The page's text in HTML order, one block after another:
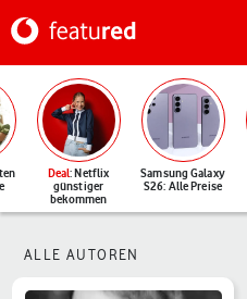
Deal: Netflix
günstiger
bekommen
Samsung Galaxy
S26: Alle Preise
ALLE AUTOREN